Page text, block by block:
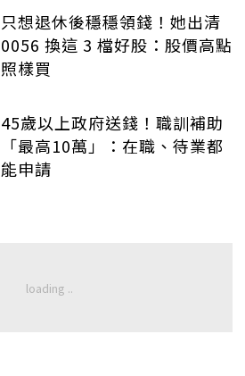
只想退休後穩穩領錢！她出清
0056 換這 3 檔好股：股價高點
照樣買
45歲以上政府送錢！職訓補助
「最高10萬」：在職、待業都
能申請